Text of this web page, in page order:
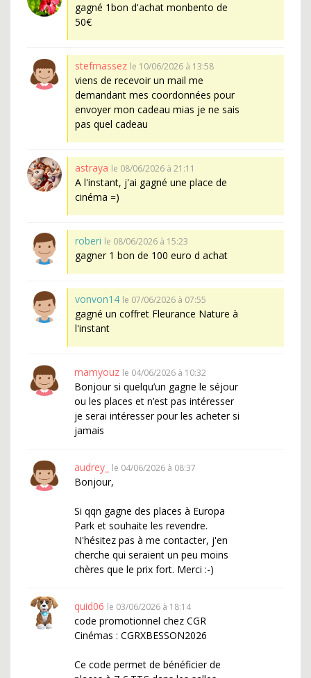
gagné 1bon d'achat monbento de
50€
stefmassez le 10/06/2026 à 13:58
viens de recevoir un mail me
demandant mes coordonnées pour
envoyer mon cadeau mias je ne sais
pas quel cadeau
astraya le 08/06/2026 à 21:11
A l'instant, j'ai gagné une place de
cinéma =)
roberi le 08/06/2026 à 15:23
gagner 1 bon de 100 euro d achat
vonvon14 le 07/06/2026 à 07:55
gagné un coffret Fleurance Nature à
l'instant
mamyouz le 04/06/2026 à 10:32
Bonjour si quelqu’un gagne le séjour
ou les places et n’est pas intéresser
je serai intéresser pour les acheter si
jamais
audrey_ le 04/06/2026 à 08:37
Bonjour,
Si qqn gagne des places à Europa
Park et souhaite les revendre.
N'hésitez pas à me contacter, j'en
cherche qui seraient un peu moins
chères que le prix fort. Merci :-)
quid06 le 03/06/2026 à 18:14
code promotionnel chez CGR
Cinémas : CGRXBESSON2026
Ce code permet de bénéficier de